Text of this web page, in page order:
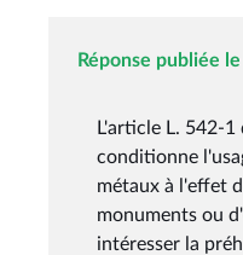
Réponse publiée
L'article L. 542-
conditionne
métaux à l'effet
monuments ou
intéresser la